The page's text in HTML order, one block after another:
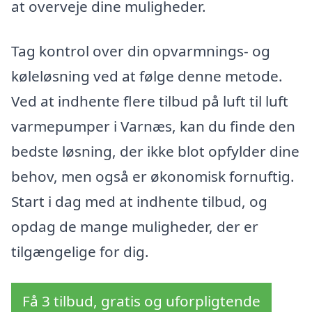
at overveje dine muligheder.
Tag kontrol over din opvarmnings- og
køleløsning ved at følge denne metode.
Ved at indhente flere tilbud på luft til luft
varmepumper i Varnæs, kan du finde den
bedste løsning, der ikke blot opfylder dine
behov, men også er økonomisk fornuftig.
Start i dag med at indhente tilbud, og
opdag de mange muligheder, der er
tilgængelige for dig.
Få 3 tilbud, gratis og uforpligtende